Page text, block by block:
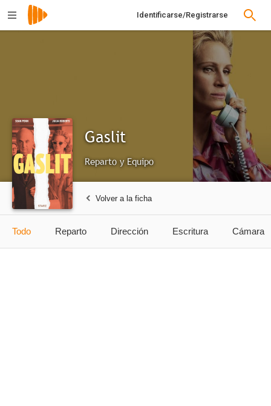
Identificarse/Registrarse
Gaslit
Reparto y Equipo
Volver a la ficha
Todo Reparto Dirección Escritura Cámara